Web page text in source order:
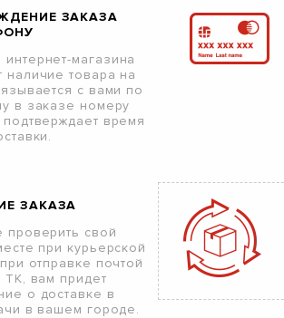
ЗАКАЗА
магазина
наличие товара на
с вами по
в заказе номеру
время
ЗАКАЗА
проверить свой
при курьерской
отправке почтой
ТК, вам придет
о доставке в
в вашем городе.